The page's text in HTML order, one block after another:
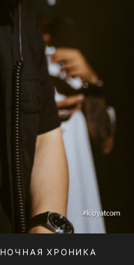
НОЧНАЯ ХРОНИКА